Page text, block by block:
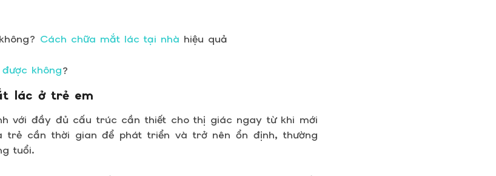
Cách chữa mắt lác tại nhà hiệu quả
không?
lác ở trẻ em
với đầy đủ cấu trúc cần thiết cho thị giác ngay từ khi mới
trẻ cần thời gian để phát triển và trở nên ổn định, thường
tuổi.